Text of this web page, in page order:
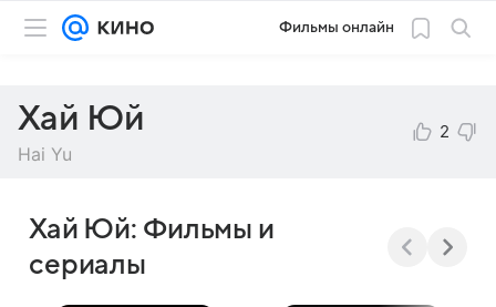
Фильмы онлайн
Хай Юй
Hai Yu
2
Хай Юй: Фильмы и
сериалы